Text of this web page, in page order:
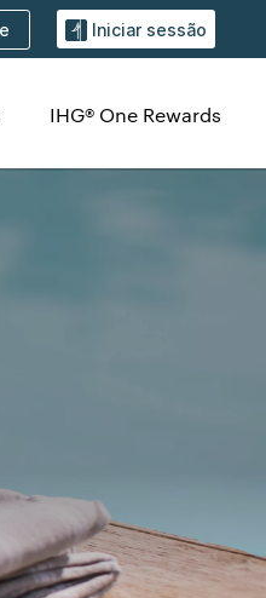
Iniciar sessão
IHG® One Rewards